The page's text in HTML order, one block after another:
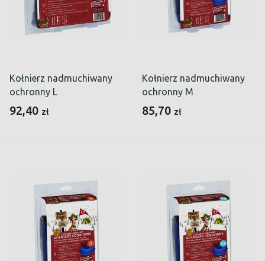
Kołnierz nadmuchiwany
ochronny L
92,40 zł
Kołnierz nadmuchiwany
ochronny M
85,70 zł